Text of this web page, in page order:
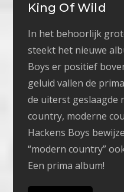
King Of Wild
In het behoorlijk
steekt het nieuwe
Boys er positief
geluid vallen de
de uiterst geslaagde
country, moderne
Hackens Boys
“modern country”
Een prima album!